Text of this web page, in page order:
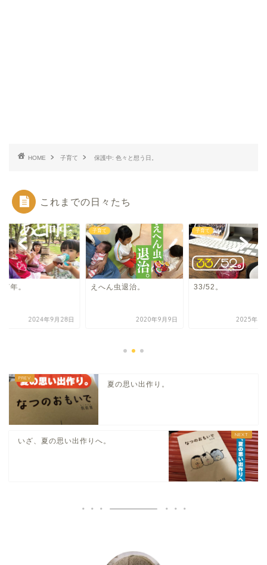
HOME 子育て 保護中: 色々と想う日。
これまでの日々たち
年。
2024年9月28日
子育て
えへん虫退治。
2020年9月9日
子育て
33/52。
2025年6
夏の思い出作り。
いざ、夏の思い出作りへ。